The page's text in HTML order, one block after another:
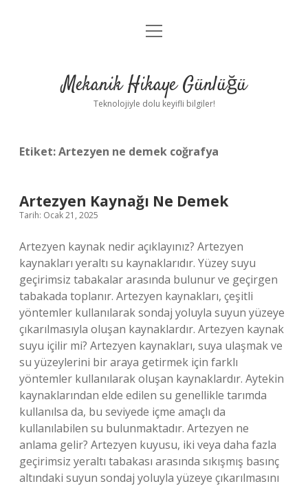
Anasayfa
Yasal Uyarı
menüyü
Mekanik Hikaye Günlüğü
Teknolojiyle dolu keyifli bilgiler!
Etiket:Artezyen ne demek coğrafya
Artezyen Kaynağı Ne Demek
Tarih: Ocak 21, 2025
Artezyen kaynak nedir açıklayınız? Artezyen
kaynakları yeraltı su kaynaklarıdır. Yüzey suyu
geçirimsiz tabakalar arasında bulunur ve geçirgen
tabakada toplanır. Artezyen kaynakları, çeşitli
yöntemler kullanılarak sondaj yoluyla suyun yüzeye
çıkarılmasıyla oluşan kaynaklardır. Artezyen kaynak
suyu içilir mi? Artezyen kaynakları, suya ulaşmak ve
su yüzeylerini bir araya getirmek için farklı
yöntemler kullanılarak oluşan kaynaklardır. Aytekin
kaynaklarından elde edilen su genellikle tarımda
kullanılsa da, bu seviyede içme amaçlı da
kullanılabilen su bulunmaktadır. Artezyen ne
anlama gelir? Artezyen kuyusu, iki veya daha fazla
geçirimsiz yeraltı tabakası arasında sıkışmış basınç
altındaki suyun sondaj yoluyla yüzeye çıkarılmasını